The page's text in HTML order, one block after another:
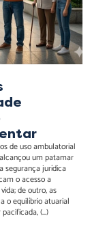
de uso ambulatorial
um patamar
segurança jurídica
o acesso a
de outro, as
o equilíbrio atuarial
(...)